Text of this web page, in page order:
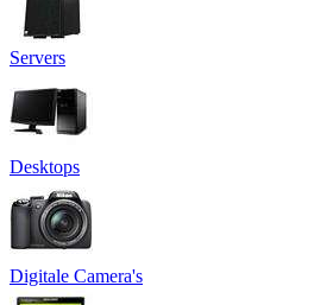
Servers
Desktops
Digitale Camera's